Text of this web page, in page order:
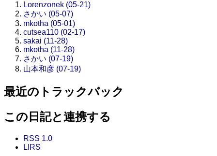
Lorenzonek (05-21)
さかい (05-07)
mkotha (05-01)
cutsea110 (02-17)
sakai (11-28)
mkotha (11-28)
さかい (07-19)
山本和彦 (07-19)
最近のトラックバック
この日記と連携する
RSS 1.0
LIRS